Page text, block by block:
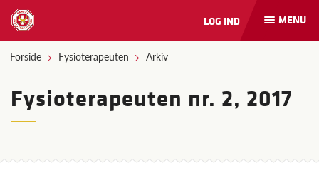
Åbn
og
MENU
LOG IND
Forside Fysioterapeuten Arkiv
Fysioterapeuten nr. 2, 2017